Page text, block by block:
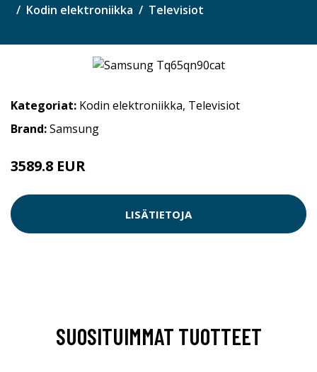
Kodin elektroniikka Televisiot
Kategoriat: Kodin elektroniikka, Televisiot
Brand:Samsung
3589.8 EUR
LISÄTIETOJA
SUOSITUIMMAT TUOTTEET